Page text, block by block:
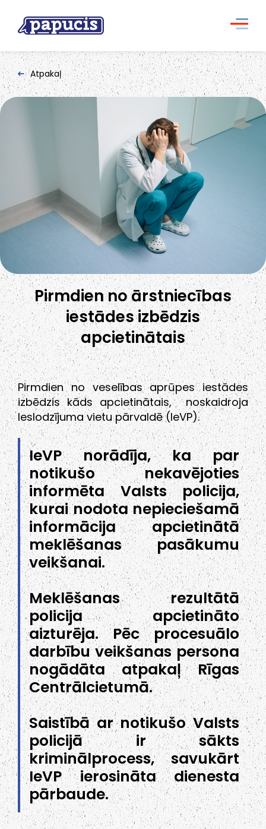
Atpakaļ
Pirmdien no ārstniecības
iestādes izbēdzis
apcietinātais
Pirmdien no veselības aprūpes iestādes
izbēdzis kāds apcietinātais, noskaidroja
Ieslodzījuma vietu pārvaldē (IeVP).
IeVP norādīja, ka par
notikušo nekavējoties
informēta Valsts policija,
kurai nodota nepieciešamā
informācija apcietinātā
meklēšanas pasākumu
veikšanai.
Meklēšanas rezultātā
policija apcietināto
aizturēja. Pēc procesuālo
darbību veikšanas persona
nogādāta atpakaļ Rīgas
Centrālcietumā.
Saistībā ar notikušo Valsts
policijā ir sākts
kriminālprocess, savukārt
IeVP ierosināta dienesta
pārbaude.